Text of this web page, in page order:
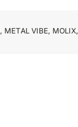
, METAL VIBE, MOLIX,